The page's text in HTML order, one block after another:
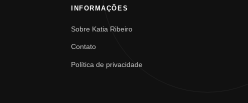
INFORMAÇÕES
Sobre Katia Ribeiro
Contato
Política de privacidade